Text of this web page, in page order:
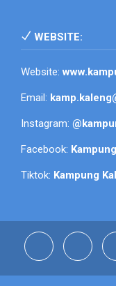
WEBSITE:
Website:
Email:
Instagram:
Facebook:
Tiktok: Kampung